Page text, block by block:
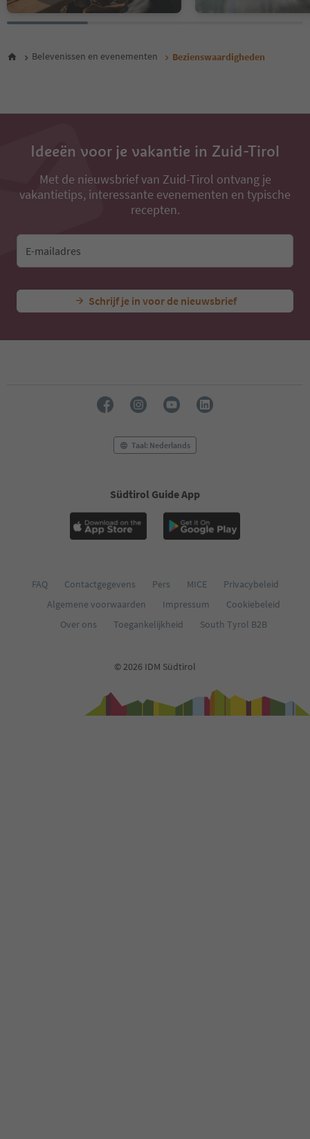
Belevenissen en evenementen Bezienswaardigheden
Ideeën voor je vakantie in Zuid-Tirol
Met de nieuwsbrief van Zuid-Tirol ontvang je
vakantietips, interessante evenementen en typische
recepten.
E-mailadres
Schrijf je in voor de nieuwsbrief
Taal: Nederlands
Südtirol Guide App
FAQ Contactgegevens Pers MICE
Privacybeleid
Algemene voorwaarden
Impressum
Cookiebeleid
Over ons
Toegankelijkheid South Tyrol B2B
© 2026 IDM Südtirol